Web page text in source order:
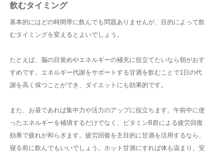
飲むタイミング
基本的にはどの時間帯に飲んでも問題ありませんが、目的によって飲
むタイミングを変えるとよいでしょう。
たとえば、脳の目覚めやエネルギーの補充に役立てたいなら朝がおす
すめです。エネルギー代謝をサポートする甘酒を飲むことで1日の代
謝を高く保つことができ、ダイエットにも効果的です。
また、お昼であれば集中力や活力のアップに役立ちます。午前中に使
ったエネルギーを補填するだけでなく、ビタミンB群による疲労回復
効果で疲れが和らぎます。疲労回復を主目的に甘酒を活用するなら、
寝る前に飲んでもいいでしょう。ホット甘酒にすれば体も温まり、安